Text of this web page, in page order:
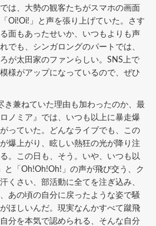
は、大勢の観客たちがスマホの画面
Oi!Oi!」と声を張り上げていた。さす
面もあったせいか、いつもよりも声
でも、シンガロングのパートでは、
が太田家のファンらしい。SNS上で
様がアップになっているので、ぜひ
き兼ねていた理由も加わったのか、最
ノミア』では、いつも以上に暴走爆
っていた。どんなライブでも、この
爆上がり、眩しい熱狂の光が降り注
。この日も、そう。いや、いつも以
と「Oh!Oh!Oh!」の声が飛び交う、ク
くさい、部活動に全てを注ぎ込み、
あの頃の自分に戻ったような姿で騒
ほしいんだ。現実なんかすべて蹴飛
分を本気で認められる、そんな自分